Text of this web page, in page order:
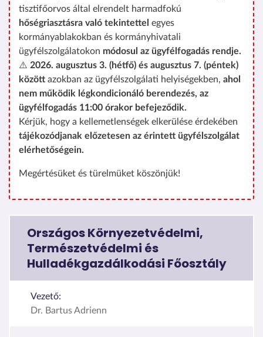
tisztifőorvos által elrendelt harmadfokú
hőségriasztásra való tekintettel egyes
kormányablakokban és kormányhivatali
ügyfélszolgálatokon módosul az ügyfélfogadás rendje.
⚠️ 2026. augusztus 3. (hétfő) és augusztus 7. (péntek)
között azokban az ügyfélszolgálati helyiségekben, ahol
nem működik légkondicionáló berendezés, az
ügyfélfogadás 11:00 órakor befejeződik.
Kérjük, hogy a kellemetlenségek elkerülése érdekében
tájékozódjanak előzetesen az érintett ügyfélszolgálat
elérhetőségein.
Megértésüket és türelmüket köszönjük!
Országos Környezetvédelmi,
Természetvédelmi és
Hulladékgazdálkodási Főosztály
Vezető:
Dr. Bartus Adrienn